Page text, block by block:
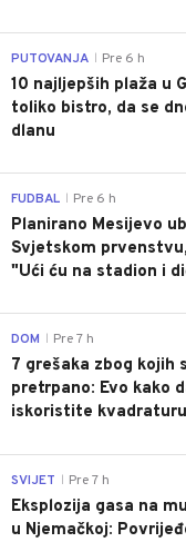
PUTOVANJA Pre 6 h
10 najljepših plaža u
toliko bistro, da se
dlanu
FUDBAL Pre 6 h
Planirano Mesijevo
Svjetskom
"Ući ću na stadion i
DOM Pre 7 h
7 grešaka zbog kojih
pretrpano: Evo kako
iskoristite kvadraturu
SVIJET Pre 7 h
Eksplozija gasa na
u Njemačkoj: